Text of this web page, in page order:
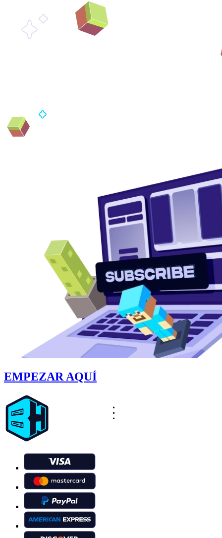
EMPEZAR AQUÍ